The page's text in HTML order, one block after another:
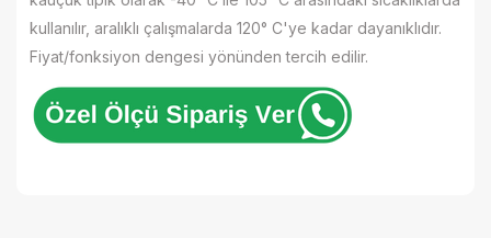
kullanılır, aralıklı çalışmalarda 120° C'ye kadar dayanıklıdır.
Fiyat/fonksiyon dengesi yönünden tercih edilir.